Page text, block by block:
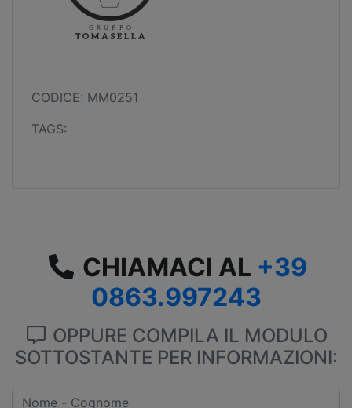
CODICE: MM0251
TAGS:
CHIAMACI AL +39
0863.997243
OPPURE COMPILA IL MODULO
SOTTOSTANTE PER INFORMAZIONI: